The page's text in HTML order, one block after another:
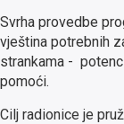
Svrha provedbe
vještina potrebnih
strankama -
pomoći.
Cilj radionice je